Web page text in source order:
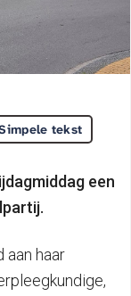
tekst
een
aan haar